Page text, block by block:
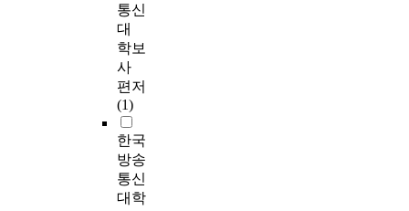
통신
대
학보
사
편저
(1)
한국
방송
통신
대학